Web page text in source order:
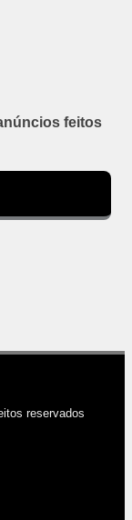
feitos
reservados